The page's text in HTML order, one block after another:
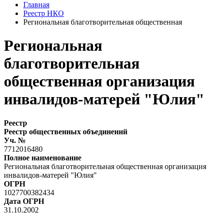
Главная
Реестр НКО
Региональная благотворительная общественная
Региональная
благотворительная
общественная организация
инвалидов-матерей "Юлия"
Реестр
Реестр общественных объединений
Уч. №
7712016480
Полное наименование
Региональная благотворительная общественная организация
инвалидов-матерей "Юлия"
ОГРН
1027700382434
Дата ОГРН
31.10.2002